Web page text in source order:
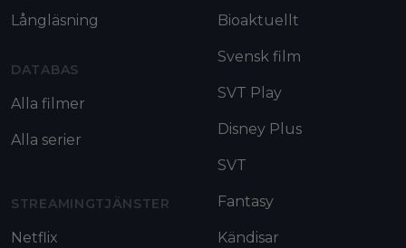
Långläsning
DATABAS
Alla filmer
Alla serier
STREAMINGTJÄNSTER
Netflix
Bioaktuellt
Svensk film
SVT Play
Disney Plus
SVT
Fantasy
Kändisar